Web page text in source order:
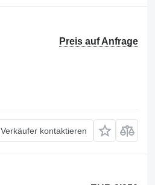
Preis auf Anfrage
Verkäufer kontaktieren